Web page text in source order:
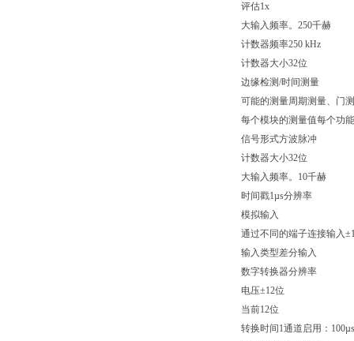
评估1x
大输入频率。250千赫
计数器频率250 kHz
计数器大小32位
边缘检测/时间测量
可能的测量周期测量、门
每个模块的测量值每个功
信号形式方波脉冲
计数器大小32位
大输入频率。10千赫
时间戳1µs分辨率
模拟输入
通过不同的端子连接输入
输入类型差分输入
数字转换器分辨率
电压±12位
当前12位
转换时间1通道启用：100µs